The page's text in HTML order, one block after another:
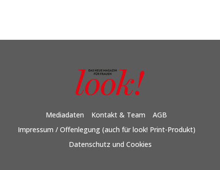
Mediadaten Kontakt & Team
AGB
Impressum / Offenlegung (auch für look! Print-Produkt)
Datenschutz und Cookies